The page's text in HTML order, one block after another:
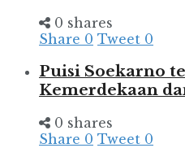
0 shares
Share 0 Tweet 0
Puisi Soekarno
Kemerdekaan
0 shares
Share 0 Tweet 0